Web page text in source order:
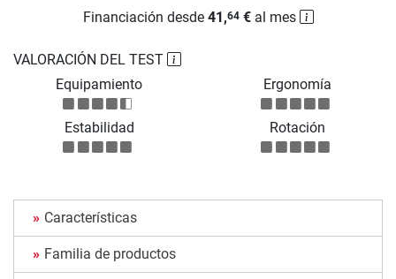
VALORACIÓN DEL TEST
Equipamiento
Ergonomía
Estabilidad Rotación
Financiación desde 41,64€al mes
Características
Familia de productos